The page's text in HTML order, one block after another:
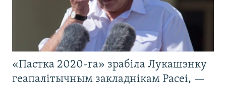
«Пастка 2020-га» зрабіла Лукашэнку
геапалітычным закладнікам Расеі, —